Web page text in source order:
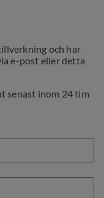
och har
e-post eller detta
senast inom 24 tim